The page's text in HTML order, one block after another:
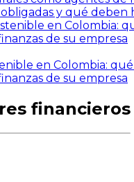
y qué deben
en Colombia:
de su empresa
financieros